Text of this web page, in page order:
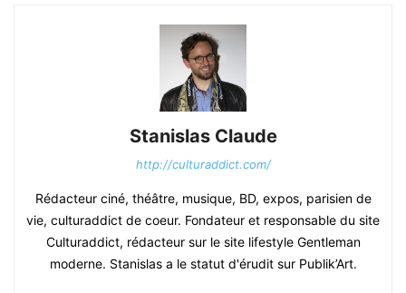
Stanislas Claude
http://culturaddict.com/
Rédacteur ciné, théâtre, musique, BD, expos, parisien de
vie, culturaddict de coeur. Fondateur et responsable du site
Culturaddict, rédacteur sur le site lifestyle Gentleman
moderne. Stanislas a le statut d'érudit sur Publik’Art.